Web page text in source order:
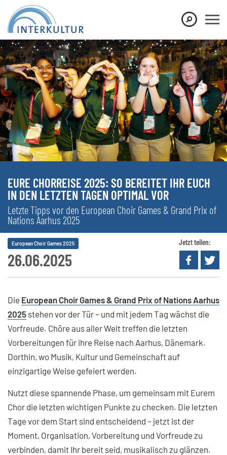
EURE CHORREISE 2025: SO BEREITET IHR EUCH
IN DEN LETZTEN TAGEN OPTIMAL VOR
Letzte Tipps vor den European Choir Games & Grand Prix of
Nations Aarhus 2025
26.06.2025
European Choir Games 2025 Jetzt teilen:
Die European Choir Games & Grand Prix of Nations Aarhus
2025 stehen vor der Tür – und mit jedem Tag wächst die
Vorfreude. Chöre aus aller Welt treffen die letzten
Vorbereitungen für ihre Reise nach Aarhus, Dänemark.
Dorthin, wo Musik, Kultur und Gemeinschaft auf
einzigartige Weise gefeiert werden.
Nutzt diese spannende Phase, um gemeinsam mit Eurem
Chor die letzten wichtigen Punkte zu checken. Die letzten
Tage vor dem Start sind entscheidend – jetzt ist der
Moment, Organisation, Vorbereitung und Vorfreude zu
verbinden, damit Ihr bereit seid, musikalisch zu glänzen.